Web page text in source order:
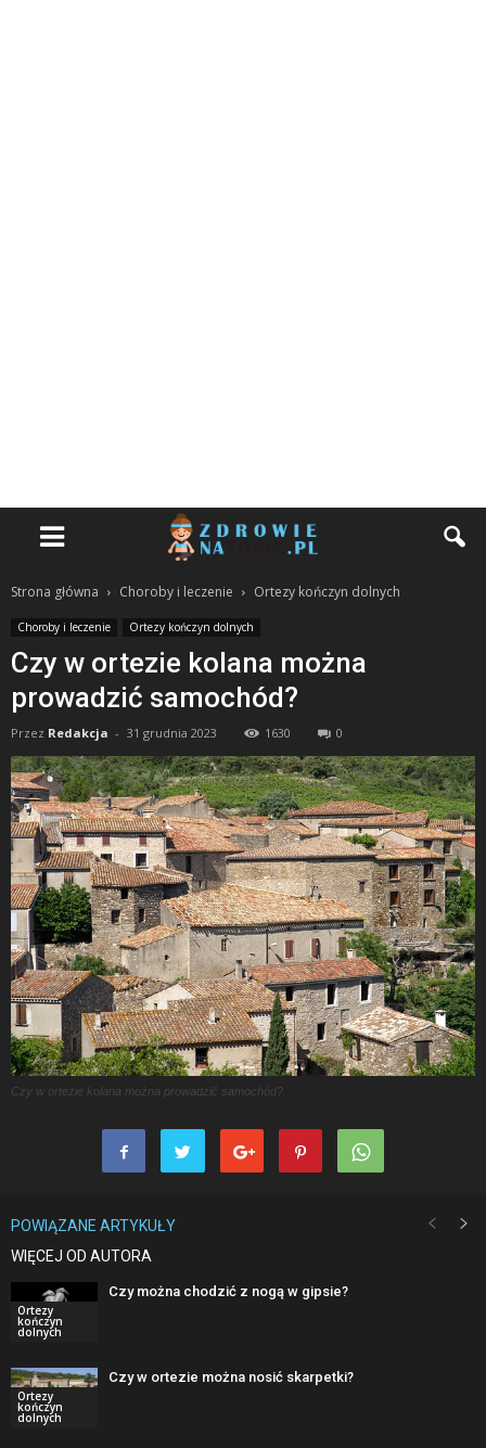
Strona główna Choroby i leczenie Ortezy kończyn dolnych
Choroby i leczenie Ortezy kończyn dolnych
Czy w ortezie kolana można
prowadzić samochód?
Przez Redakcja - 31 grudnia 2023 1630 0
Czy w ortezie kolana można prowadzić samochód?
POWIĄZANE ARTYKUŁY
WIĘCEJ OD AUTORA
Ortezy
kończyn
dolnych
Czy można chodzić z nogą w gipsie?
Ortezy
kończyn
dolnych
Czy w ortezie można nosić skarpetki?